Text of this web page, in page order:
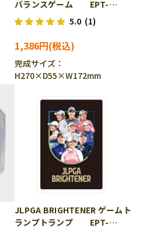
バランスゲーム EPT-
01340
5.0 (1)
1,386円
完成サイズ：
H270×D55×W172mm
JLPGA BRIGHTENER ゲームト
ランプトランプ EPT-